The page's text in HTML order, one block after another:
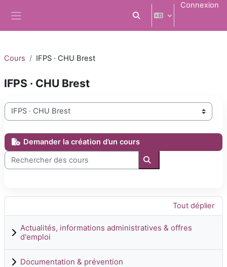
Activer/désactiver la
Connexion
Cours IFPS · CHU Brest
IFPS · CHU Brest
Demander la création d’un cours
Rechercher des cours
Rechercher des cours
Tout déplier
Actualités, informations administratives & offres
d'emploi
Documentation & prévention